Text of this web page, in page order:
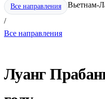
Все направления
/
Вьетнам-
Все направления
Луанг